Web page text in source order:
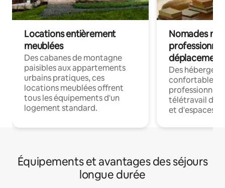
Locations entièrement
meublées
Des cabanes de montagne
paisibles aux appartements
urbains pratiques, ces
locations meublées offrent
tous les équipements d'un
logement standard.
Nomades
déplacement
Des
confortables
professionnels
télétravail
et d'espaces
Équipements et avantages des séjours
longue durée